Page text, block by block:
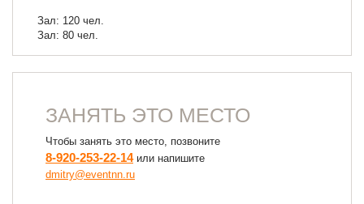
Зал: 120 чел.
Зал: 80 чел.
ЗАНЯТЬ ЭТО МЕСТО
Чтобы занять это место, позвоните
8-920-253-22-14или напишите
dmitry@eventnn.ru